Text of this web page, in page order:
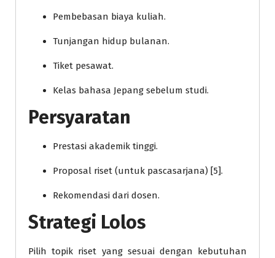
Pembebasan biaya kuliah.
Tunjangan hidup bulanan.
Tiket pesawat.
Kelas bahasa Jepang sebelum studi.
Persyaratan
Prestasi akademik tinggi.
Proposal riset (untuk pascasarjana) [5].
Rekomendasi dari dosen.
Strategi Lolos
Pilih topik riset yang sesuai dengan kebutuhan